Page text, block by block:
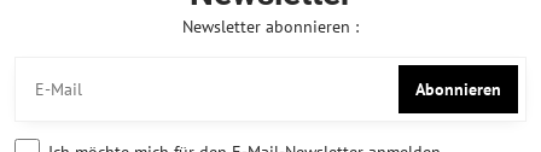
Newsletter abonnieren :
Abonnieren